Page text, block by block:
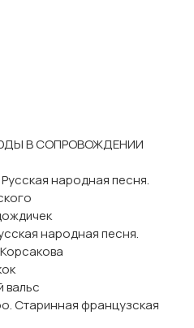
В СОПРОВОЖДЕНИИ
народная песня.
народная песня.
вальс
Старинная французская